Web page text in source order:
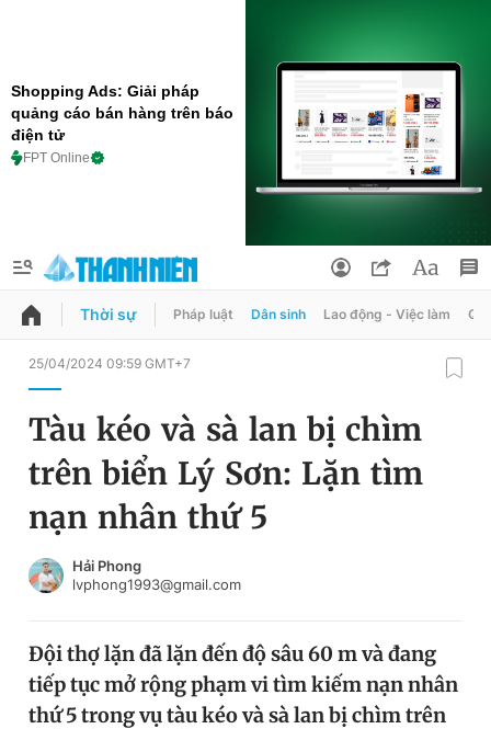
Shopping Ads: Giải pháp
quảng cáo bán hàng trên báo
điện tử
FPT Online
QUẢNG CÁO
Chuyên mục
Chuyên mục khác
Chào ngày mới
Video Magazine
Đổi mật khẩu
Tin đã lưu
Đăng xuất
Thời sự Pháp luật Dân sinh Lao động - Việc làm
25/04/2024 09:59 GMT+7
Tàu kéo và sà lan bị chìm
trên biển Lý Sơn: Lặn tìm
nạn nhân thứ 5
Hải Phong
lvphong1993@gmail.com
Đội thợ lặn đã lặn đến độ sâu 60 m và đang
tiếp tục mở rộng phạm vi tìm kiếm nạn nhân
thứ 5 trong vụ tàu kéo và sà lan bị chìm trên